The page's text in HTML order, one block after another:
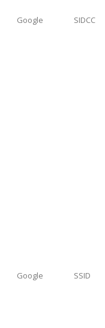
Google SIDCC
Google SSID